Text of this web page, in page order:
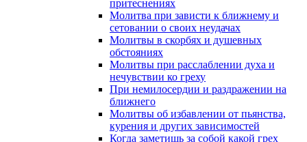
притеснениях
Молитва при зависти к ближнему и
сетовании о своих неудачах
Молитвы в скорбях и душевных
обстояниях
Молитвы при расслаблении духа и
нечувствии ко греху
При немилосердии и раздражении на
ближнего
Молитвы об избавлении от пьянства,
курения и других зависимостей
Когда заметишь за собой какой грех